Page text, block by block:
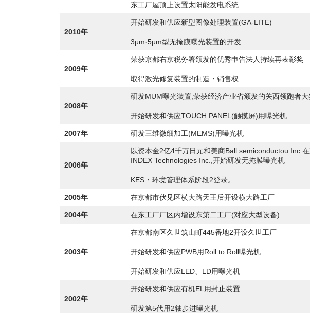
东工厂屋顶上设置太阳能发电系统
2010年
开始研发和供应新型图像处理装置(GA-LITE)
3μm·5μm型无掩膜曝光装置的开发
2009年
荣获京都右京税务署颁发的优秀申告法人持续再表彰奖
取得激光修复装置的制造・销售权
2008年
研发MUM曝光装置,荣获经济产业省颁发的关西领跑者大
开始研发和供应TOUCH PANEL(触摸屏)用曝光机
2007年 研发三维微细加工(MEMS)用曝光机
2006年
以资本金2亿4千万日元和美商Ball semiconductou Inc.
INDEX Technologies Inc.,开始研发无掩膜曝光机
KES・环境管理体系阶段2登录。
2005年 在京都市伏见区横大路天王后开设横大路工厂
2004年 在东工厂厂区内增设东第二工厂(对应大型设备)
2003年
在京都南区久世筑山町445番地2开设久世工厂
开始研发和供应PWB用Roll to Roll曝光机
开始研发和供应LED、LD用曝光机
2002年
开始研发和供应有机EL用封止装置
研发第5代用2轴步进曝光机